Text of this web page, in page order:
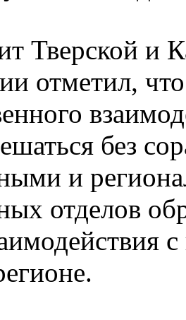
Тверской и
отметил,
без
и
отделов